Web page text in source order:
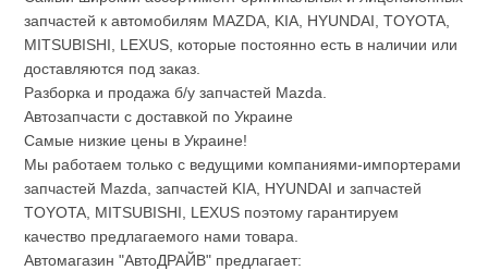
запчастей к автомобилям MAZDA, KIA, HYUNDAI, TOYOTA,
MITSUBISHI, LEXUS, которые постоянно есть в наличии или
доставляются под заказ.
Разборка и продажа б/у запчастей Mazda.
Автозапчасти с доставкой по Украине
Самые низкие цены в Украине!
Мы работаем только с ведущими компаниями-импортерами
запчастей Mazda, запчастей KIA, HYUNDAI и запчастей
TOYOTA, MITSUBISHI, LEXUS поэтому гарантируем
качество предлагаемого нами товара.
Автомагазин "АвтоДРАЙВ" предлагает: